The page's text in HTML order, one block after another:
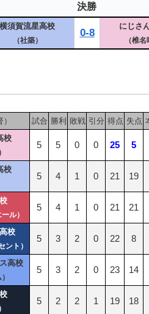
決勝
横須賀流星高校
（社築）
0-8
にじさ
（椎名
試合 勝利 敗戦 引分 得点 失点
校
5 5 0 0 25 5
校
5 4 1 0 21 19
ル）
5 4 1 0 21 21
校
ント）
5 3 2 0 22 8
高校
5 3 2 0 23 14
5 2 2 1 19 18